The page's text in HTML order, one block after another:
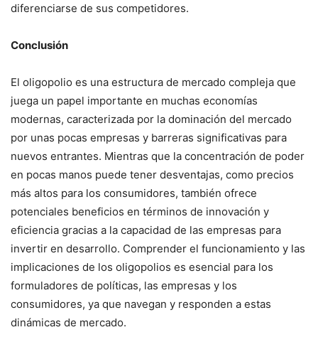
diferenciarse de sus competidores.
Conclusión
El oligopolio es una estructura de mercado compleja que
juega un papel importante en muchas economías
modernas, caracterizada por la dominación del mercado
por unas pocas empresas y barreras significativas para
nuevos entrantes. Mientras que la concentración de poder
en pocas manos puede tener desventajas, como precios
más altos para los consumidores, también ofrece
potenciales beneficios en términos de innovación y
eficiencia gracias a la capacidad de las empresas para
invertir en desarrollo. Comprender el funcionamiento y las
implicaciones de los oligopolios es esencial para los
formuladores de políticas, las empresas y los
consumidores, ya que navegan y responden a estas
dinámicas de mercado.